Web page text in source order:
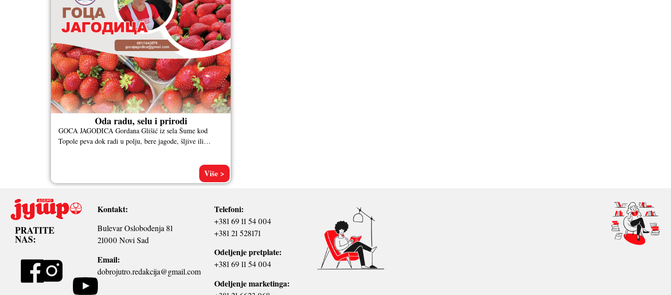
Oda radu, selu i prirodi
GOCA JAGODICA Gordana Glišić iz sela Šume kod
Topole peva dok radi u polju, bere jagode, šljive ili
Više >
PRATITE
NAS:
Kontakt:
Bulevar Oslobođenja 81
21000 Novi Sad
Email:
dobrojutro.redakcija@gmail.com
Telefoni:
+381 69 11 54 004
+381 21 528171
Odeljenje pretplate:
+381 69 11 54 004
Odeljenje marketinga: